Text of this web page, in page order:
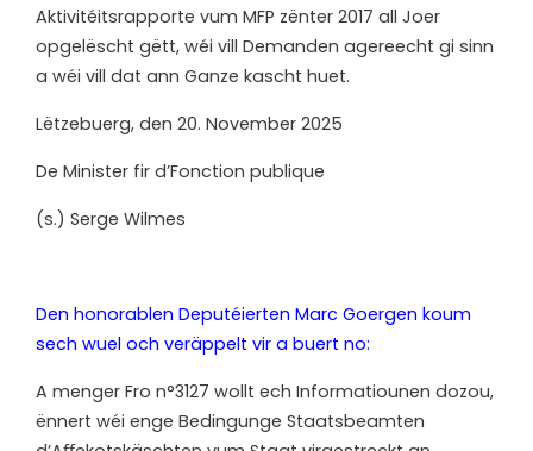
Aktivitéitsrapporte vum MFP zënter 2017 all Joer
opgelëscht gëtt, wéi vill Demanden agereecht gi sinn
a wéi vill dat ann Ganze kascht huet.
Lëtzebuerg, den 20. November 2025
De Minister fir d’Fonction publique
(s.) Serge Wilmes
Den honorablen Deputéierten Marc Goergen koum
sech wuel och veräppelt vir a buert no:
A menger Fro n°3127 wollt ech Informatiounen dozou,
ënnert wéi enge Bedingunge Staatsbeamten